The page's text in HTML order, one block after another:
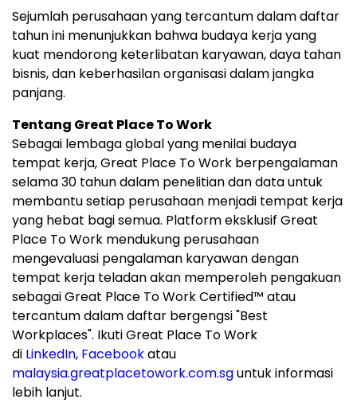
Sejumlah perusahaan yang tercantum dalam daftar
tahun ini menunjukkan bahwa budaya kerja yang
kuat mendorong keterlibatan karyawan, daya tahan
bisnis, dan keberhasilan organisasi dalam jangka
panjang.
Tentang Great Place To Work
Sebagai lembaga global yang menilai budaya
tempat kerja, Great Place To Work berpengalaman
selama 30 tahun dalam penelitian dan data untuk
membantu setiap perusahaan menjadi tempat kerja
yang hebat bagi semua. Platform eksklusif Great
Place To Work mendukung perusahaan
mengevaluasi pengalaman karyawan dengan
tempat kerja teladan akan memperoleh pengakuan
sebagai Great Place To Work Certified™ atau
tercantum dalam daftar bergengsi "Best
Workplaces". Ikuti Great Place To Work
di LinkedIn, Facebookatau
malaysia.greatplacetowork.com.sguntuk informasi
lebih lanjut.